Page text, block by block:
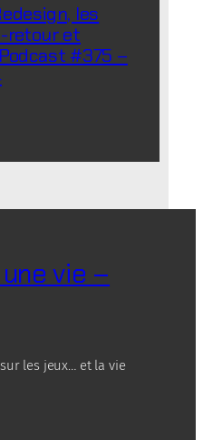
les
retour et
#375 –
vie –
les jeux… et la vie